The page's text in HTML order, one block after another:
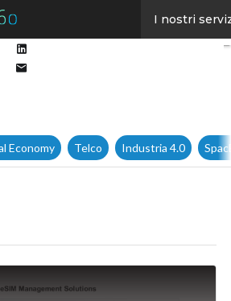
I nostri
Economy Telco Industria 4.0